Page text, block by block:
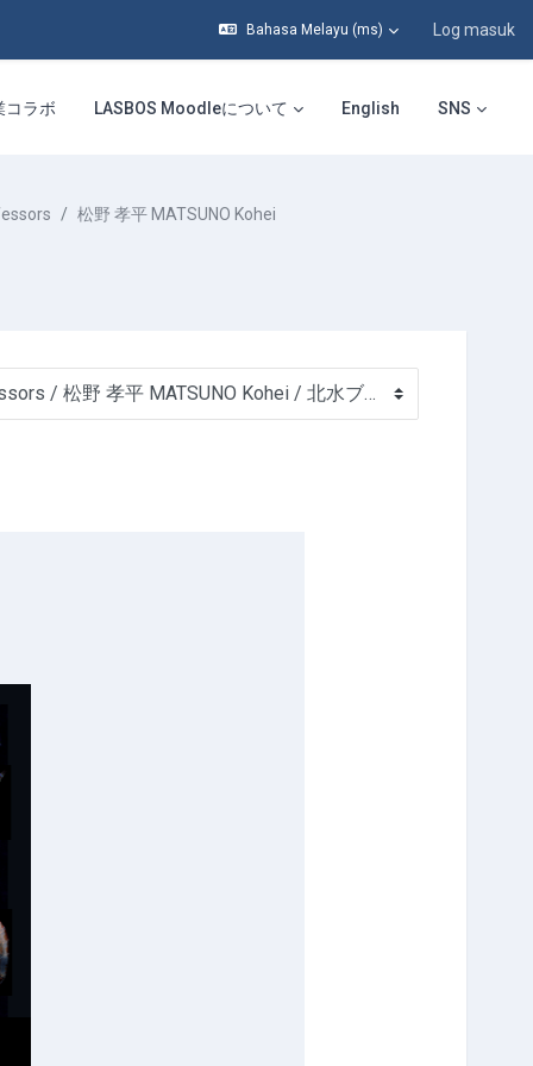
Bahasa Melayu ‎(ms)‎ Log masuk
コラボ LASBOS Moodleについて English SNS
松野 孝平 MATSUNO Kohei